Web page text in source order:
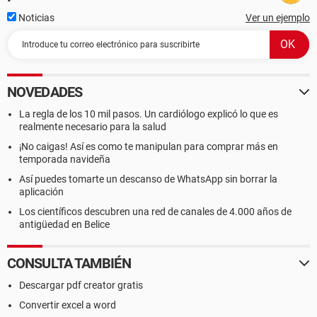
Noticias Ver un ejemplo
NOVEDADES
La regla de los 10 mil pasos. Un cardiólogo explicó lo que es
realmente necesario para la salud
¡No caigas! Así es como te manipulan para comprar más en
temporada navideña
Así puedes tomarte un descanso de WhatsApp sin borrar la
aplicación
Los científicos descubren una red de canales de 4.000 años de
antigüedad en Belice
CONSULTA TAMBIÉN
Descargar pdf creator gratis
Convertir excel a word